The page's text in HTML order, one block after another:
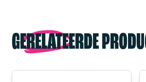
GERELATEERDE